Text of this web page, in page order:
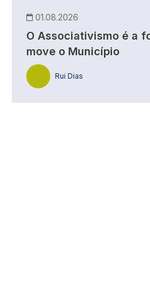
01.08.2026
O Associativismo é a
move o Município
Rui Dias